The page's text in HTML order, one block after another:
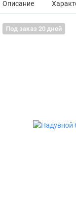
Описание
Под заказ 20 дней